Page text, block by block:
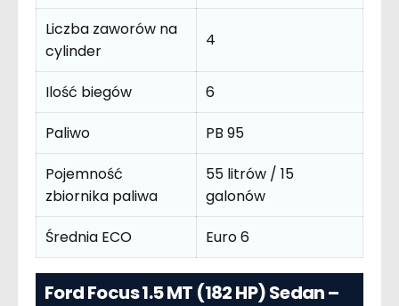
Liczba zaworów na
cylinder
4
Ilość biegów
6
Paliwo
PB 95
Pojemność
zbiornika paliwa
55 litrów / 15
galonów
Średnia ECO
Euro 6
Ford Focus 1.5 MT (182 HP) Sedan –